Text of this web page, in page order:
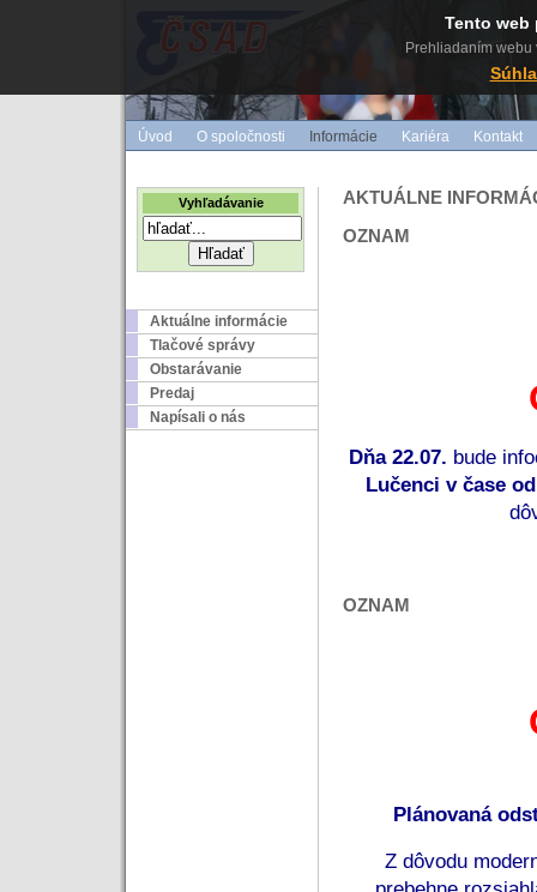
Úvod O spoločnosti Informácie Kariéra Kontakt
Vyhľadávanie
Aktuálne informácie
Tlačové správy
Obstarávanie
Predaj
Napísali o nás
AKTUÁLNE
OZNAM
Dňa 22.07. bude
Lučenci v čase
OZNAM
Plánovaná
Z dôvodu
Tento web
Prehliadaním